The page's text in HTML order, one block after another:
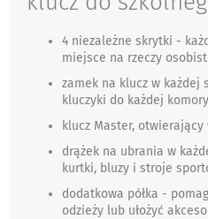
4 niezależne skrytki -
miejsce na rzeczy
zamek na klucz w każdej
kluczyki do każdej
klucz Master,
drążek na ubrania w
kurtki, bluzy i stroje
dodatkowa półka -
odzieży lub ułożyć